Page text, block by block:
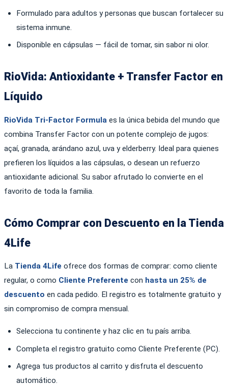
Formulado para adultos y personas que buscan fortalecer su
sistema inmune.
Disponible en cápsulas — fácil de tomar, sin sabor ni olor.
RioVida: Antioxidante + Transfer Factor en
Líquido
RioVida Tri-Factor Formula es la única bebida del mundo que
combina Transfer Factor con un potente complejo de jugos:
açaí, granada, arándano azul, uva y elderberry. Ideal para quienes
prefieren los líquidos a las cápsulas, o desean un refuerzo
antioxidante adicional. Su sabor afrutado lo convierte en el
favorito de toda la familia.
Cómo Comprar con Descuento en la Tienda
4Life
La Tienda 4Life ofrece dos formas de comprar: como cliente
regular, o como Cliente Preferente con hasta un 25% de
descuento en cada pedido. El registro es totalmente gratuito y
sin compromiso de compra mensual.
Selecciona tu continente y haz clic en tu país arriba.
Completa el registro gratuito como Cliente Preferente (PC).
Agrega tus productos al carrito y disfruta el descuento
automático.